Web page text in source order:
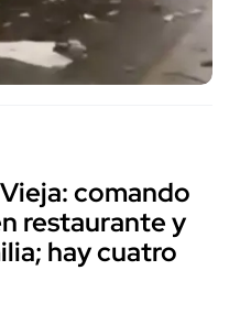
comando
restaurante y
hay cuatro